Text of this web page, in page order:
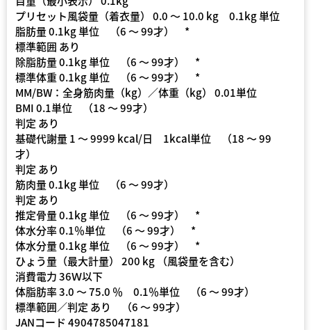
プリセット風袋量（着衣量） 0.0 〜 10.0 kg 0.1kg 単位
脂肪量 0.1kg 単位 （6 〜 99才） *
標準範囲 あり
除脂肪量 0.1kg 単位 （6 〜 99才） *
標準体重 0.1kg 単位 （6 〜 99才） *
MM/BW：全身筋肉量（kg）／体重（kg） 0.01単位
BMI 0.1単位 （18 〜 99才）
判定 あり
基礎代謝量 1 〜 9999 kcal/日 1kcal単位 （18 〜 99
才）
判定 あり
筋肉量 0.1kg 単位 （6 〜 99才）
判定 あり
推定骨量 0.1kg 単位 （6 〜 99才） *
体水分率 0.1％単位 （6 〜 99才） *
体水分量 0.1kg 単位 （6 〜 99才） *
ひょう量（最大計量） 200 kg （風袋量を含む）
消費電力 36Ｗ以下
体脂肪率 3.0 〜 75.0 ％ 0.1％単位 （6 〜 99才）
標準範囲／判定 あり （6 〜 99才）
JANコード 4904785047181